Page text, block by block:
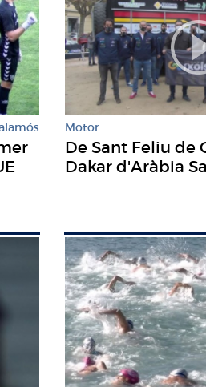
Motor
De Sant Feliu de
Dakar d'Aràbia